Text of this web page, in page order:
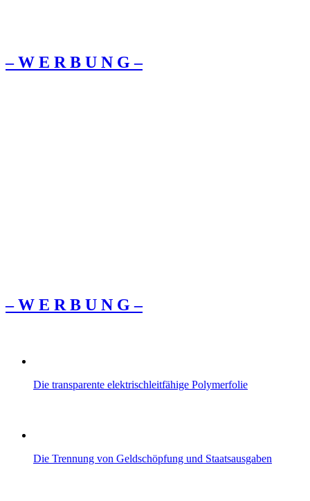
– W Ε R Β U Ν G –
– W Ε R Β U Ν G –
Die transparente elektrischleitfähige Polymerfolie
Die Trennung von Geldschöpfung und Staatsausgaben